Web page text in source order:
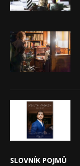
SLOVNÍK POJMŮ